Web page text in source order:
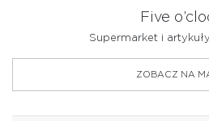
Five
Supermarket i
ZOBACZ NA